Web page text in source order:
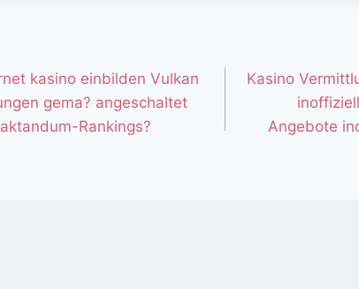
kasino einbilden Vulkan
gema? angeschaltet
Rankings?
Kasino
Angebote